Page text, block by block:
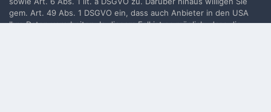
gem. Art. 49 Abs. 1 DSGVO ein, dass auch Anbieter in den USA
Ihre Daten verarbeiten. In diesem Fall ist es möglich, dass die